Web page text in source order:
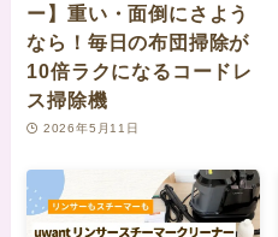
ー】重い・面倒にさよう
なら！毎日の布団掃除が
10倍ラクになるコードレ
ス掃除機
2026年5月11日